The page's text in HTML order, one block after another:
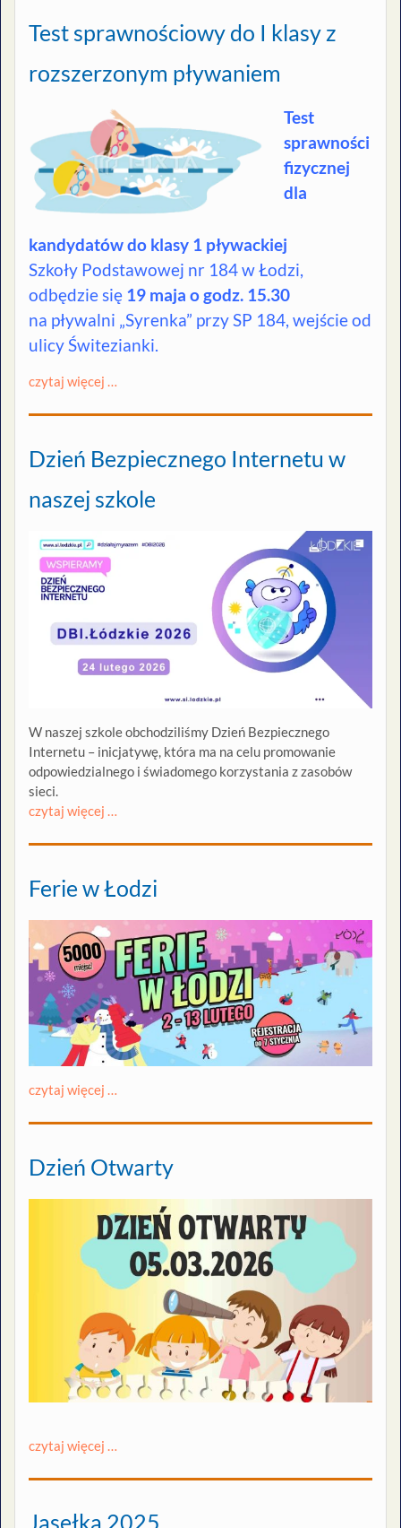
Test sprawnościowy do I klasy z
rozszerzonym pływaniem
Test
sprawności
fizycznej
dla
kandydatów do klasy 1 pływackiej
Szkoły Podstawowej nr 184 w Łodzi,
odbędzie się 19 maja o godz. 15.30
na pływalni „Syrenka” przy SP 184, wejście od
ulicy Świtezianki.
czytaj więcej …
Dzień Bezpiecznego Internetu w
naszej szkole
W naszej szkole obchodziliśmy Dzień Bezpiecznego
Internetu – inicjatywę, która ma na celu promowanie
odpowiedzialnego i świadomego korzystania z zasobów
sieci.
czytaj więcej …
Ferie w Łodzi
czytaj więcej …
Dzień Otwarty
czytaj więcej …
Jasełka 2025